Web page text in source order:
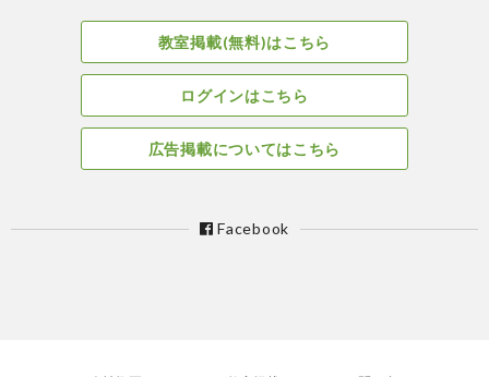
教室掲載(無料)はこちら
ログインはこちら
広告掲載についてはこちら
Facebook